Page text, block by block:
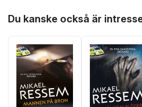
Du kanske också är